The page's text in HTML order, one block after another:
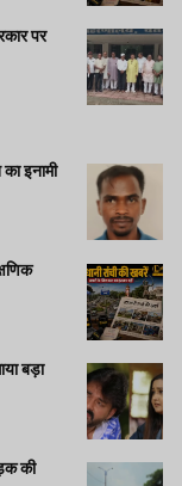
पर
इनामी
बड़ा
की